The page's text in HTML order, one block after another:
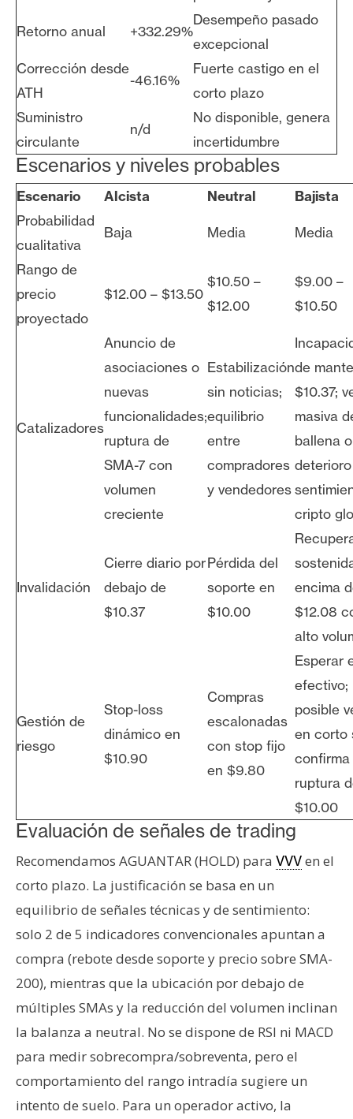
Retorno anual +332.29%
Desempeño pasado
excepcional
Corrección desde
ATH
-46.16%
Fuerte castigo en el
corto plazo
Suministro
circulante
n/d
No disponible, genera
incertidumbre
Escenarios y niveles probables
Escenario Alcista Neutral
Bajista
Probabilidad
cualitativa
Baja Media Media
Rango de
precio
proyectado
$12.00 – $13.50
$10.50 –
$12.00
$9.00 –
$10.50
Catalizadores
Anuncio de
asociaciones o
nuevas
funcionalidades;
ruptura de
SMA-7 con
volumen
creciente
Estabilización
sin noticias;
equilibrio
entre
compradores
y vendedores
de
$10.37;
masiva
ballena o
cripto
Invalidación
Cierre diario por
debajo de
$10.37
Pérdida del
soporte en
$10.00
encima
$12.08
alto
Gestión de
riesgo
Stop-loss
dinámico en
$10.90
Compras
escalonadas
con stop fijo
en $9.80
Esperar
efectivo;
posible
en corto
confirma
ruptura
$10.00
Evaluación de señales de trading
Recomendamos AGUANTAR (HOLD) para VVVen el
corto plazo. La justificación se basa en un
equilibrio de señales técnicas y de sentimiento:
solo 2 de 5 indicadores convencionales apuntan a
compra (rebote desde soporte y precio sobre SMA-
200), mientras que la ubicación por debajo de
múltiples SMAs y la reducción del volumen inclinan
la balanza a neutral. No se dispone de RSI ni MACD
para medir sobrecompra/sobreventa, pero el
comportamiento del rango intradía sugiere un
intento de suelo. Para un operador activo, la